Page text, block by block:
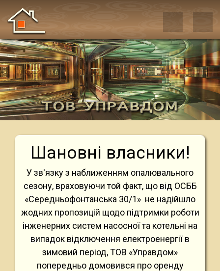
Шановні власники!
У зв'язку з наближенням опалювального
сезону, враховуючи той факт, що від ОСББ
«Середньофонтанська 30/1» не надійшло
жодних пропозицій щодо підтримки роботи
інженерних систем насосної та котельні на
випадок відключення електроенергії в
зимовий період, ТОВ «Управдом»
попередньо домовився про оренду